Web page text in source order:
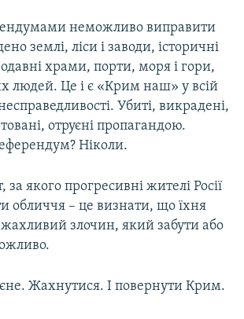
неможливо виправити
землі, ліси і заводи, історичні
храми, порти, моря і гори,
людей. Це і є «Крим наш» у всій
Убиті, викрадені,
отруєні пропагандою.
Ніколи.
якого прогресивні жителі Росії
обличчя – це визнати, що їхня
злочин, який забути або
Жахнутися. І повернути Крим.